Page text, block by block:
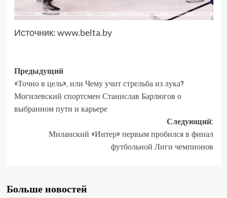
Источник:www.belta.by
Предыдущий
«Точно в цель», или Чему учит стрельба из лука?
Могилевский спортсмен Станислав Барлюгов о
выбранном пути и карьере
Следующий:
Миланский «Интер» первым пробился в финал
футбольной Лиги чемпионов
Больше новостей